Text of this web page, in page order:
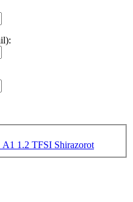
1.2 TFSI Shirazorot